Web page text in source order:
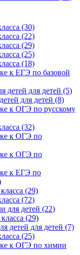
(30)
(22)
(29)
(25)
(18)
к ЕГЭ по базовой
детей для детей (5)
для детей (8)
к ОГЭ по русскому
(32)
к ОГЭ по
к ОГЭ по
к ЕГЭ по
(29)
(72)
для детей (22)
(29)
детей для детей (7)
(25)
к ОГЭ по химии